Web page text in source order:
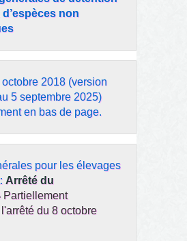
d’espèces non
2018 (version
5 septembre 2025)
en bas de page.
pour les élevages
Arrêté du
Partiellement
du 8 octobre